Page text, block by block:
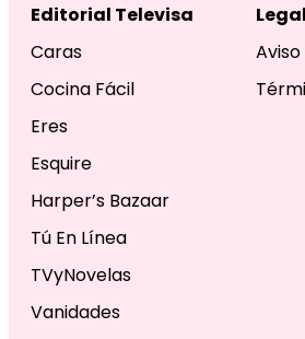
Editorial Televisa
Caras
Cocina Fácil
Eres
Esquire
Harper’s Bazaar
Tú En Línea
TVyNovelas
Vanidades